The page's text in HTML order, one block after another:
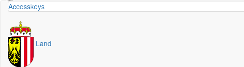
Accesskeys
Land